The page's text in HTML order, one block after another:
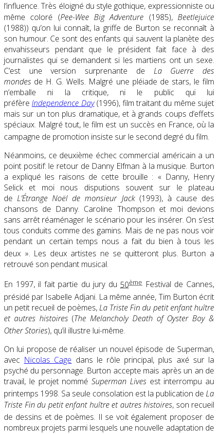
l’influence. Très éloigné du style gothique, expressionniste ou
même coloré (Pee-Wee Big Adventure (1985),Beetlejuice
(1988)) qu’on lui connaît, la griffe de Burton se reconnaît à
son humour. Ce sont des enfants qui sauvent la planète des
envahisseurs pendant que le président fait face à des
journalistes qui se demandent si les martiens ont un sexe.
C’est une version surprenante de La Guerre des
mondes de H. G. Wells. Malgré une pléiade de stars, le film
n’emballe ni la critique, ni le public qui lui
préfèreIndependence Day(1996), film traitant du même sujet
mais sur un ton plus dramatique, et à grands coups d’effets
spéciaux. Malgré tout, le film est un succès en France, où la
campagne de promotion insiste sur le second degré du film.
Néanmoins, ce deuxième échec commercial américain a un
point positif: le retour de Danny Elfman à la musique. Burton
a expliqué les raisons de cette brouille : « Danny, Henry
Selick et moi nous disputions souvent sur le plateau
deL’Étrange Noël de monsieur Jack(1993), à cause des
chansons de Danny. Caroline Thompson et moi devions
sans arrêt réaménager le scénario pour les insérer. On s’est
tous conduits comme des gamins. Mais de ne pas nous voir
pendant un certain temps nous a fait du bien à tous les
deux ». Les deux artistes ne se quitteront plus. Burton a
retrouvé son pendant musical.
En 1997, il fait partie du jury du 50ème Festival de Cannes,
présidé par Isabelle Adjani. La même année, Tim Burton écrit
un petit recueil de poèmes,La Triste Fin du petit enfant huître
et autres histoires(The Melancholy Death of Oyster Boy &
Other Stories), qu’il illustre lui-même.
On lui propose de réaliser un nouvel épisode de Superman,
avec Nicolas Cage dans le rôle principal, plus axé sur la
psyché du personnage. Burton accepte mais après un an de
travail, le projet nommé Superman Livesest interrompu au
printemps 1998. Sa seule consolation est la publication de La
Triste Fin du petit enfant huître et autres histoires, son recueil
de dessins et de poèmes. Il se voit également proposer de
nombreux projets parmi lesquels une nouvelle adaptation de